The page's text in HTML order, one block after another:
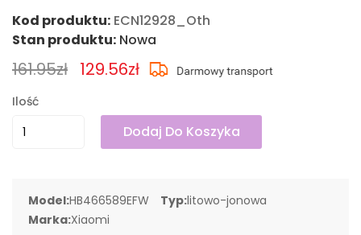
Kod produktu: ECN12928_Oth
Stan produktu: Nowa
161.95zł 129.56zł
Ilość
Dodaj Do Koszyka
Model:HB466589EFW Typ:litowo-jonowa
Marka:Xiaomi